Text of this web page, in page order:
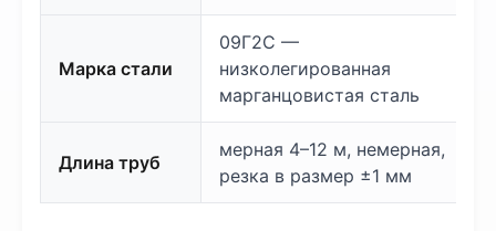
Марка стали
09Г2С —
низколегированная
марганцовистая сталь
Длина труб
мерная 4–12 м, немерная,
резка в размер ±1 мм